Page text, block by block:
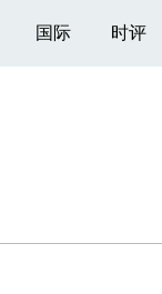
国际 时评